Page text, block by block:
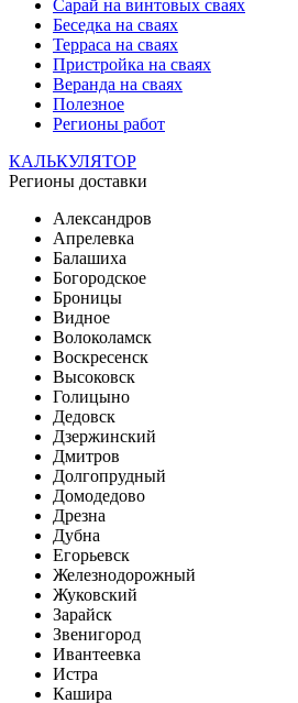
Сарай на винтовых сваях
Беседка на сваях
Терраса на сваях
Пристройка на сваях
Веранда на сваях
Полезное
Регионы работ
КАЛЬКУЛЯТОР
Регионы доставки
Александров
Апрелевка
Балашиха
Богородское
Броницы
Видное
Волоколамск
Воскресенск
Высоковск
Голицыно
Дедовск
Дзержинский
Дмитров
Долгопрудный
Домодедово
Дрезна
Дубна
Егорьевск
Железнодорожный
Жуковский
Зарайск
Звенигород
Ивантеевка
Истра
Кашира